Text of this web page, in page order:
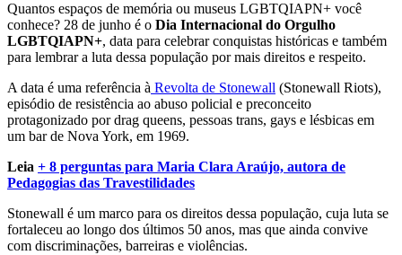
Quantos espaços de memória ou museus LGBTQIAPN+ você
conhece? 28 de junho é o Dia Internacional do Orgulho
LGBTQIAPN+, data para celebrar conquistas históricas e também
para lembrar a luta dessa população por mais direitos e respeito.
A data é uma referência à Revolta de Stonewall (Stonewall Riots),
episódio de resistência ao abuso policial e preconceito
protagonizado por drag queens, pessoas trans, gays e lésbicas em
um bar de Nova York, em 1969.
Leia + 8 perguntas para Maria Clara Araújo, autora de
Pedagogias das Travestilidades
Stonewall é um marco para os direitos dessa população, cuja luta se
fortaleceu ao longo dos últimos 50 anos, mas que ainda convive
com discriminações, barreiras e violências.